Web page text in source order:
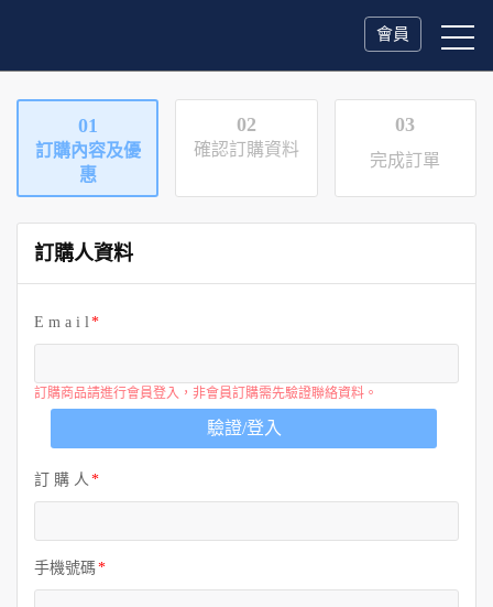
會員
01
訂購內容及優
惠
02
確認訂購資料
03
完成訂單
訂購人資料
E m a i l
訂購商品請進行會員登入，非會員訂購需先驗證聯絡資料。
驗證/登入
訂 購 人
手機號碼